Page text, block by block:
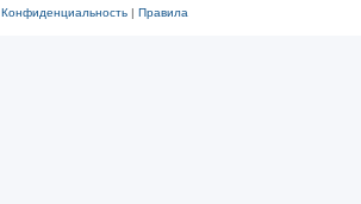
Конфиденциальность| Правила